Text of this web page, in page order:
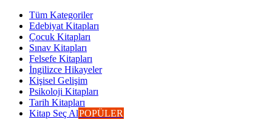
Tüm Kategoriler
Edebiyat Kitapları
Çocuk Kitapları
Sınav Kitapları
Felsefe Kitapları
İngilizce Hikayeler
Kişisel Gelişim
Psikoloji Kitapları
Tarih Kitapları
Kitap Seç AlPOPÜLER